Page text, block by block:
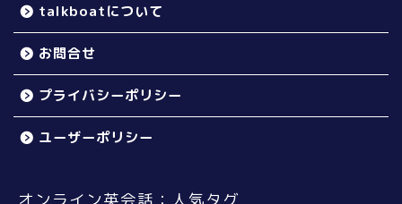
talkboatについて
お問合せ
プライバシーポリシー
ユーザーポリシー
オンライン英会話：人気タグ